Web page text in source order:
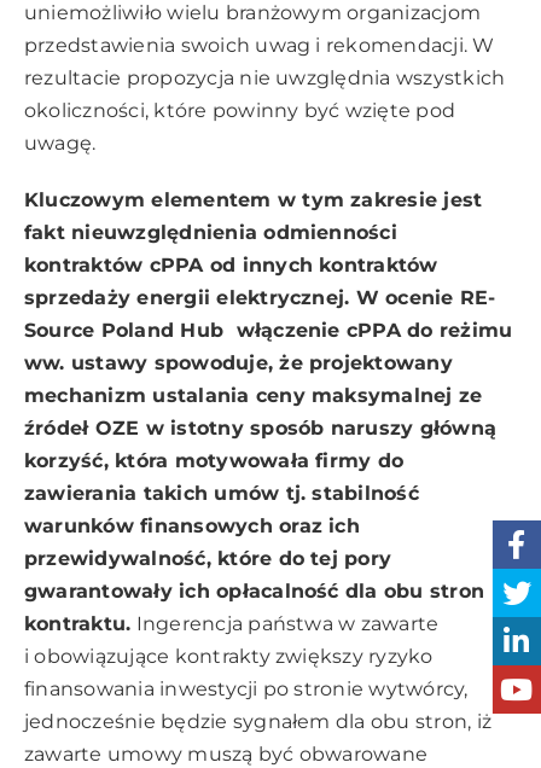
uniemożliwiło wielu branżowym organizacjom
przedstawienia swoich uwag i rekomendacji. W
rezultacie propozycja nie uwzględnia wszystkich
okoliczności, które powinny być wzięte pod
uwagę.
Kluczowym elementem w tym zakresie jest
fakt nieuwzględnienia odmienności
kontraktów cPPA od innych kontraktów
sprzedaży energii elektrycznej. W ocenie RE-
Source Poland Hub włączenie cPPA do reżimu
ww. ustawy spowoduje, że projektowany
mechanizm ustalania ceny maksymalnej ze
źródeł OZE w istotny sposób naruszy główną
korzyść, która motywowała firmy do
zawierania takich umów tj. stabilność
warunków finansowych oraz ich
przewidywalność, które do tej pory
gwarantowały ich opłacalność dla obu stron
kontraktu. Ingerencja państwa w zawarte
i obowiązujące kontrakty zwiększy ryzyko
finansowania inwestycji po stronie wytwórcy,
jednocześnie będzie sygnałem dla obu stron, iż
zawarte umowy muszą być obwarowane